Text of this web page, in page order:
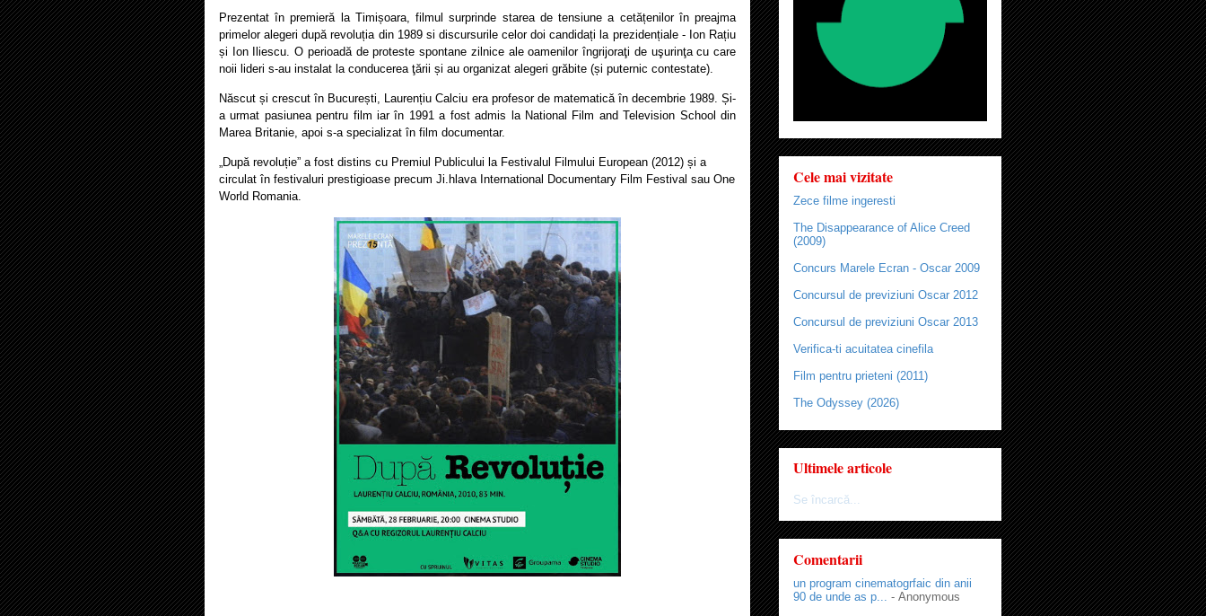
Prezentat în premieră la Timișoara, filmul surprinde starea de tensiune a cetățenilor în preajma
primelor alegeri după revoluția din 1989 si discursurile celor doi candidați la prezidențiale - Ion Rațiu
și Ion Iliescu. O perioadă de proteste spontane zilnice ale oamenilor îngrijoraţi de uşurinţa cu care
noii lideri s-au instalat la conducerea ţării și au organizat alegeri grăbite (și puternic contestate).
Născut și crescut în București, Laurențiu Calciu era profesor de matematică în decembrie 1989. Și-
a urmat pasiunea pentru film iar în 1991 a fost admis la National Film and Television School din
Marea Britanie, apoi s-a specializat în film documentar.
„După revoluție” a fost distins cu Premiul Publicului la Festivalul Filmului European (2012) și a
circulat în festivaluri prestigioase precum Ji.hlava International Documentary Film Festival sau One
World Romania.
Cele mai vizitate
Zece filme ingeresti
The Disappearance of Alice Creed
(2009)
Concurs Marele Ecran - Oscar 2009
Concursul de previziuni Oscar 2012
Concursul de previziuni Oscar 2013
Verifica-ti acuitatea cinefila
Film pentru prieteni (2011)
The Odyssey (2026)
Ultimele articole
Se încarcă...
Comentarii
un program cinematogrfaic din anii
90 de unde as p... - Anonymous